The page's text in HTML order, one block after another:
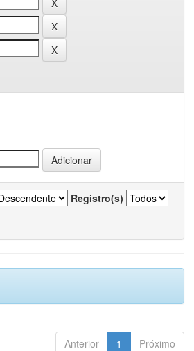
Registro(s)
Anterior 1 Próximo